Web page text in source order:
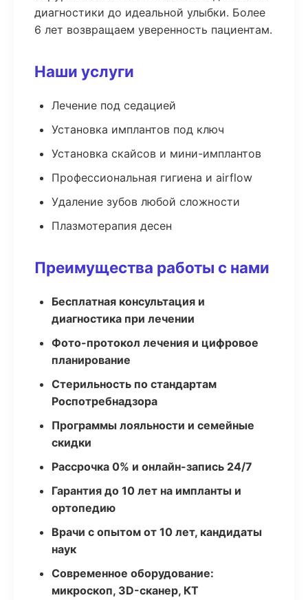
диагностики до идеальной улыбки. Более
6 лет возвращаем уверенность пациентам.
Наши услуги
Лечение под седацией
Установка имплантов под ключ
Установка скайсов и мини-имплантов
Профессиональная гигиена и airflow
Удаление зубов любой сложности
Плазмотерапия десен
Преимущества работы с нами
Бесплатная консультация и
диагностика при лечении
Фото-протокол лечения и цифровое
планирование
Стерильность по стандартам
Роспотребнадзора
Программы лояльности и семейные
скидки
Рассрочка 0% и онлайн-запись 24/7
Гарантия до 10 лет на импланты и
ортопедию
Врачи с опытом от 10 лет, кандидаты
наук
Современное оборудование:
микроскоп, 3D-сканер, КТ